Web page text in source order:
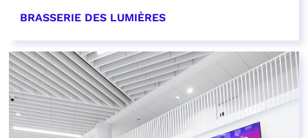
BRASSERIE DES LUMIÈRES
EN SAVOIR PLUS